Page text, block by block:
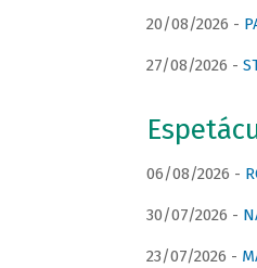
20/08/2026 -
27/08/2026 -
06/08/2026 -
30/07/2026 -
23/07/2026 -